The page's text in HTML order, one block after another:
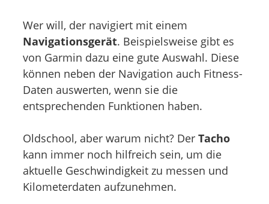
Wer will, der navigiert mit einem
Navigationsgerät. Beispielsweise gibt es
von Garmin dazu eine gute Auswahl. Diese
können neben der Navigation auch Fitness-
Daten auswerten, wenn sie die
entsprechenden Funktionen haben.
Oldschool, aber warum nicht? Der Tacho
kann immer noch hilfreich sein, um die
aktuelle Geschwindigkeit zu messen und
Kilometerdaten aufzunehmen.